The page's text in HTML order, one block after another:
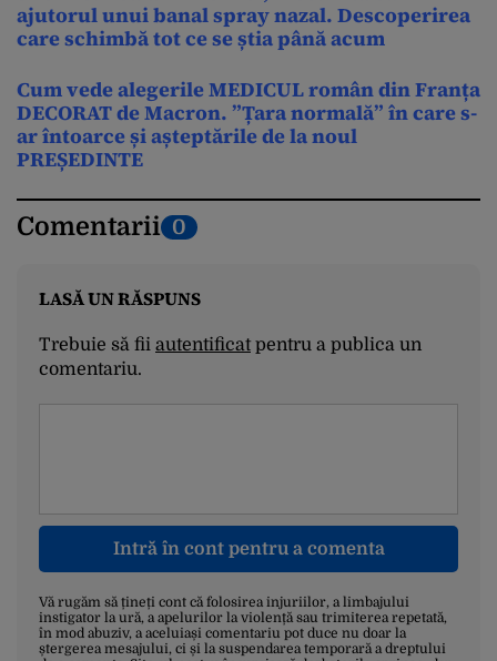
ajutorul unui banal spray nazal. Descoperirea
care schimbă tot ce se știa până acum
Cum vede alegerile MEDICUL român din Franța
DECORAT de Macron. ”Țara normală” în care s-
ar întoarce și așteptările de la noul
PREȘEDINTE
Comentarii 0
LASĂ UN RĂSPUNS
Trebuie să fii autentificatpentru a publica un
comentariu.
Intră în cont pentru a comenta
Vă rugăm să țineți cont că folosirea injuriilor, a limbajului
instigator la ură, a apelurilor la violență sau trimiterea repetată,
în mod abuziv, a aceluiași comentariu pot duce nu doar la
ștergerea mesajului, ci și la suspendarea temporară a dreptului